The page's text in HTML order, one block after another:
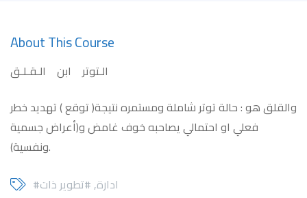
About This Course
الـتوتر ابن الـقـلـق
والقلق هو : حالة توتر شاملة ومستمره نتيجة( توقع ) تهديد خطر
فعلي او احتمالي يصاحبه خوف غامض و(أعراض جسمية
ونفسية).
#ادارة,#تطوير ذات